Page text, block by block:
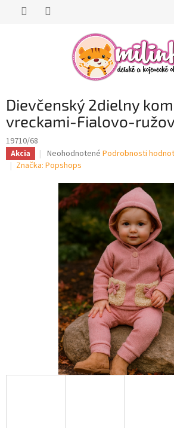
Dievčenský 2dielny
vreckami-Fialovo-
19710/68
Akcia
Priemerné
hodnotenie
hviezdičiek.
Neohodnotené Podrobnosti
Značka: Popshops